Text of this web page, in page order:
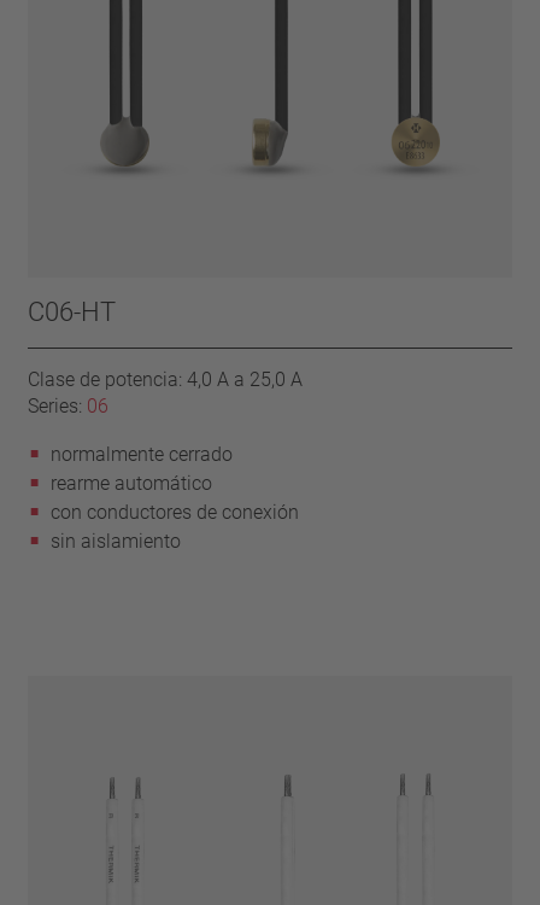
C06-HT
Clase de potencia: 4,0 A a 25,0 A
Series: 06
normalmente cerrado
rearme automático
con conductores de conexión
sin aislamiento